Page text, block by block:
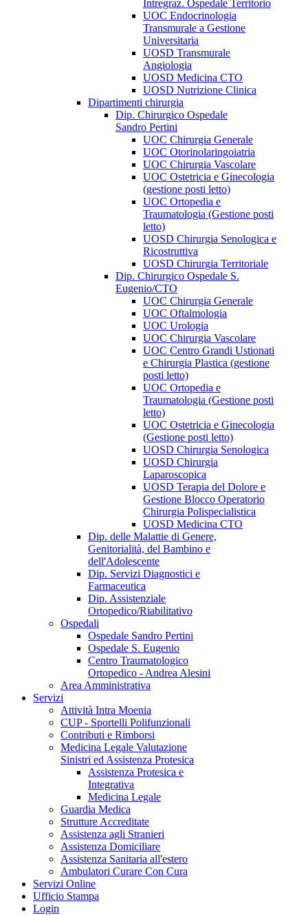
Intregraz. Ospedale Territorio
UOC Endocrinologia
Transmurale a Gestione
Universitaria
UOSD Transmurale
Angiologia
UOSD Medicina CTO
UOSD Nutrizione Clinica
Dipartimenti chirurgia
Dip. Chirurgico Ospedale
Sandro Pertini
UOC Chirurgia Generale
UOC Otorinolaringoiatria
UOC Chirurgia Vascolare
UOC Ostetricia e Ginecologia
(gestione posti letto)
UOC Ortopedia e
Traumatologia (Gestione posti
letto)
UOSD Chirurgia Senologica e
Ricostruttiva
UOSD Chirurgia Territoriale
Dip. Chirurgico Ospedale S.
Eugenio/CTO
UOC Chirurgia Generale
UOC Oftalmologia
UOC Urologia
UOC Chirurgia Vascolare
UOC Centro Grandi Ustionati
e Chirurgia Plastica (gestione
posti letto)
UOC Ortopedia e
Traumatologia (Gestione posti
letto)
UOC Ostetricia e Ginecologia
(Gestione posti letto)
UOSD Chirurgia Senologica
UOSD Chirurgia
Laparoscopica
UOSD Terapia del Dolore e
Gestione Blocco Operatorio
Chirurgia Polispecialistica
UOSD Medicina CTO
Dip. delle Malattie di Genere,
Genitorialità, del Bambino e
dell'Adolescente
Dip. Servizi Diagnostici e
Farmaceutica
Dip. Assistenziale
Ortopedico/Riabilitativo
Ospedali
Ospedale Sandro Pertini
Ospedale S. Eugenio
Centro Traumatologico
Ortopedico - Andrea Alesini
Area Amministrativa
Servizi
Attività Intra Moenia
CUP - Sportelli Polifunzionali
Contributi e Rimborsi
Medicina Legale Valutazione
Sinistri ed Assistenza Protesica
Assistenza Protesica e
Integrativa
Medicina Legale
Guardia Medica
Strutture Accreditate
Assistenza agli Stranieri
Assistenza Domiciliare
Assistenza Sanitaria all'estero
Ambulatori Curare Con Cura
Servizi Online
Ufficio Stampa
Login